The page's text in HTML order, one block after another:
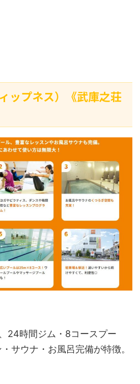
ップネス）《武庫之荘
24時間ジム・8コースプー
サウナ・お風呂完備が特徴。